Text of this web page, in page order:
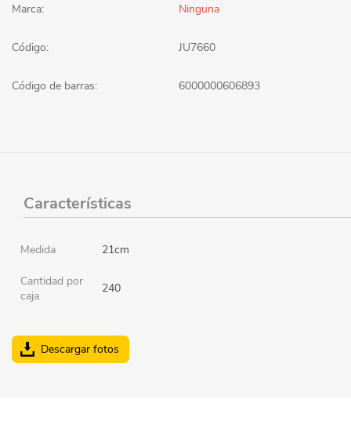
Marca: Ninguna
Código: JU7660
Código de barras: 6000000606893
Características
Medida 21cm
Cantidad por
caja
240
Descargar fotos